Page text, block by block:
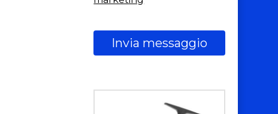
Invia messaggio